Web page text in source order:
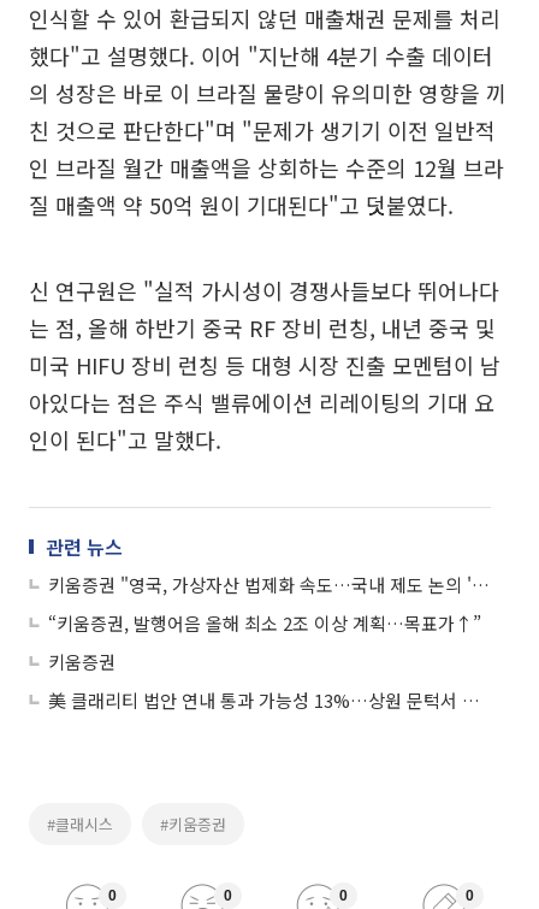
인식할 수 있어 환급되지 않던 매출채권 문제를 처리
했다"고 설명했다. 이어 "지난해 4분기 수출 데이터
의 성장은 바로 이 브라질 물량이 유의미한 영향을 끼
친 것으로 판단한다"며 "문제가 생기기 이전 일반적
인 브라질 월간 매출액을 상회하는 수준의 12월 브라
질 매출액 약 50억 원이 기대된다"고 덧붙였다.
신 연구원은 "실적 가시성이 경쟁사들보다 뛰어나다
는 점, 올해 하반기 중국 RF 장비 런칭, 내년 중국 및
미국 HIFU 장비 런칭 등 대형 시장 진출 모멘텀이 남
아있다는 점은 주식 밸류에이션 리레이팅의 기대 요
인이 된다"고 말했다.
관련 뉴스
키움증권 "영국, 가상자산 법제화 속도…국내 제도 논의 '참고 기준' 부상"
“키움증권, 발행어음 올해 최소 2조 이상 계획…목표가↑”
키움증권
美 클래리티 법안 연내 통과 가능성 13%…상원 문턱서 제동
#클래시스 #키움증권
0 0 0 0